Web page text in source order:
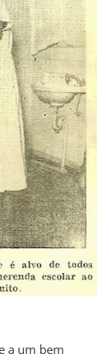
a um bem